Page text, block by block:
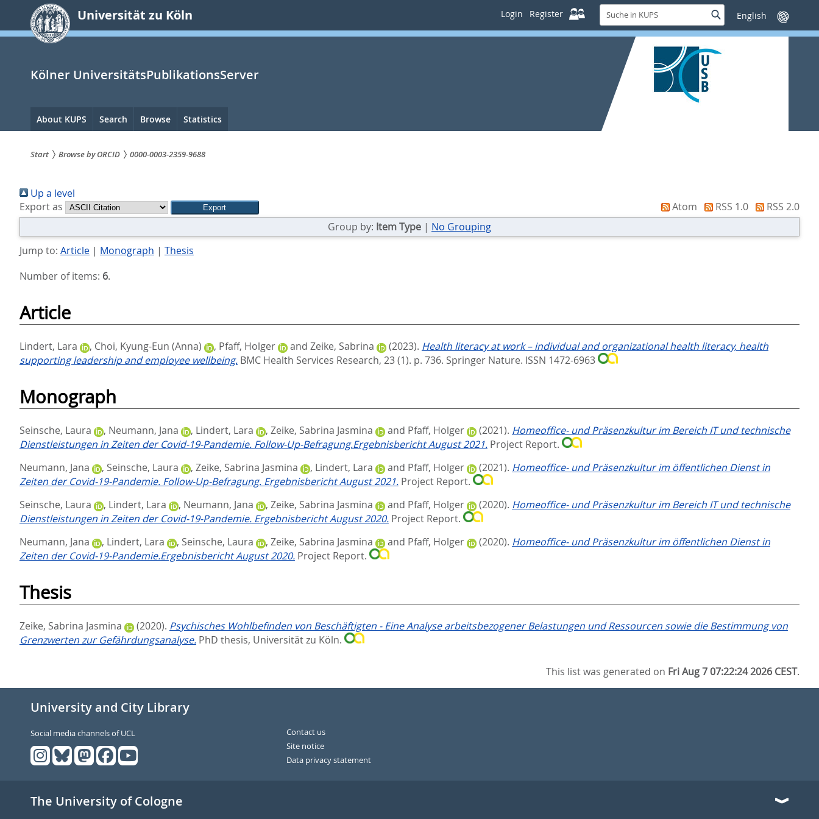
springen
Universität zu Köln Login Register
Suche
in
KUPS
SucheSprache
wechseln
Kölner UniversitätsPublikationsServer
Hauptnavigation
About KUPS Search Browse Statistics
sind
hier:
Start Browse by ORCID 0000-0003-2359-9688
Up a level
Export as
Atom RSS 1.0
RSS 2.0
Group by: Item Type | No Grouping
Jump to: Article| Monograph | Thesis
Number of items: 6.
Article
Lindert, Lara , Choi, Kyung-Eun (Anna) , Pfaff, Holger and Zeike, Sabrina (2023). Health literacy at work – individual and organizational health literacy, health
supporting leadership and employee wellbeing. BMC Health Services Research, 23 (1). p. 736. Springer Nature. ISSN 1472-6963
Monograph
Seinsche, Laura , Neumann, Jana , Lindert, Lara , Zeike, Sabrina Jasmina and Pfaff, Holger (2021). Homeoffice- und Präsenzkultur im Bereich IT und technische
Dienstleistungen in Zeiten der Covid-19-Pandemie. Follow-Up-Befragung.Ergebnisbericht August 2021. Project Report.
Neumann, Jana
, Seinsche, Laura , Zeike, Sabrina Jasmina , Lindert, Lara and Pfaff, Holger (2021). Homeoffice- und Präsenzkultur im öffentlichen Dienst in
Zeiten der Covid-19-Pandemie. Follow-Up-Befragung. Ergebnisbericht August 2021. Project Report.
Seinsche, Laura
, Lindert, Lara , Neumann, Jana , Zeike, Sabrina Jasmina and Pfaff, Holger (2020). Homeoffice- und Präsenzkultur im Bereich IT und technische
Dienstleistungen in Zeiten der Covid-19-Pandemie. Ergebnisbericht August 2020. Project Report.
Neumann, Jana
, Lindert, Lara , Seinsche, Laura , Zeike, Sabrina Jasmina and Pfaff, Holger (2020). Homeoffice- und Präsenzkultur im öffentlichen Dienst in
Zeiten der Covid-19-Pandemie.Ergebnisbericht August 2020. Project Report.
Thesis
Zeike, Sabrina Jasmina (2020). Psychisches Wohlbefinden von Beschäftigten - Eine Analyse arbeitsbezogener Belastungen und Ressourcen sowie die Bestimmung von
Grenzwerten zur Gefährdungsanalyse. PhD thesis, Universität zu Köln.
This list was generated on Fri Aug 7 07:22:24 2026 CEST.
University and City Library
Social media channels of UCL
Contact us
Site notice
Data privacy statement
The University of Cologne